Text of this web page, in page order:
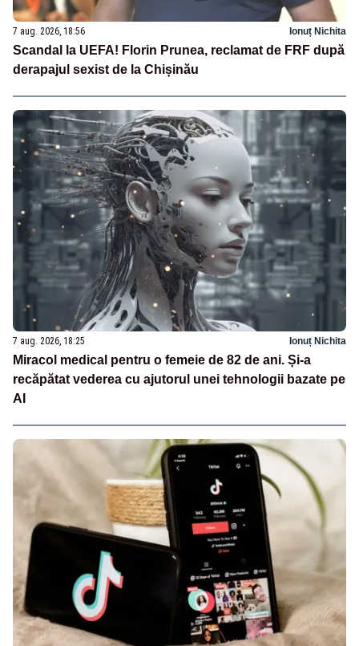
7 aug. 2026, 18:56 Ionuț Nichita
Scandal la UEFA! Florin Prunea, reclamat de FRF după
derapajul sexist de la Chișinău
7 aug. 2026, 18:25 Ionuț Nichita
Miracol medical pentru o femeie de 82 de ani. Și-a
recăpătat vederea cu ajutorul unei tehnologii bazate pe
AI